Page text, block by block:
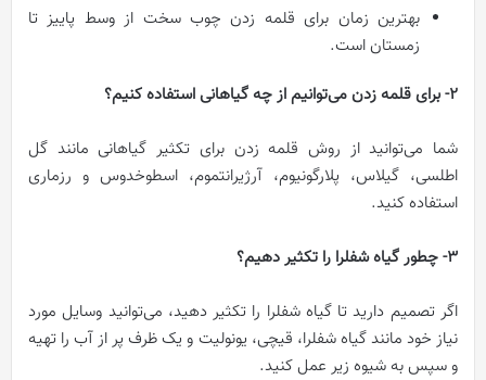
بهترین زمان برای قلمه زدن چوب سخت از وسط پاییز تا
زمستان است.
2- برای قلمه زدن می‌توانیم از چه گیاهانی استفاده کنیم؟
شما می‌توانید از روش قلمه زدن برای تکثیر گیاهانی مانند گل
اطلسی، گیلاس، پلارگونیوم، آرژیرانتموم، اسطوخدوس و رزماری
استفاده کنید.
3- چطور گیاه شفلرا را تکثیر دهیم؟
اگر تصمیم دارید تا گیاه شفلرا را تکثیر دهید، می‌توانید وسایل مورد
نیاز خود مانند گیاه شفلرا، قیچی، یونولیت و یک ظرف پر از آب را تهیه
و سپس به شیوه زیر عمل کنید.